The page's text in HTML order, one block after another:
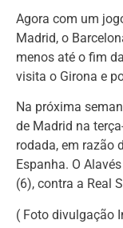
Agora com um
Madrid, o
menos até o fim
visita o Girona e
Na próxima
de Madrid na
rodada, em razão
Espanha. O
(6), contra a Real
( Foto divulgação